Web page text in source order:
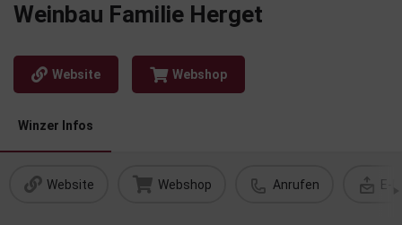
Weinbau Familie Herget
Website Webshop
Winzer Infos
Website Webshop Anrufen E-